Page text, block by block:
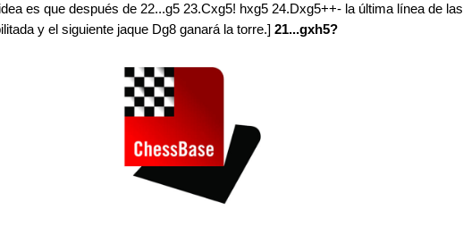
es que después de 22...g5 23.Cxg5! hxg5 24.Dxg5++- la última línea de las
y el siguiente jaque Dg8 ganará la torre.] 21...gxh5?